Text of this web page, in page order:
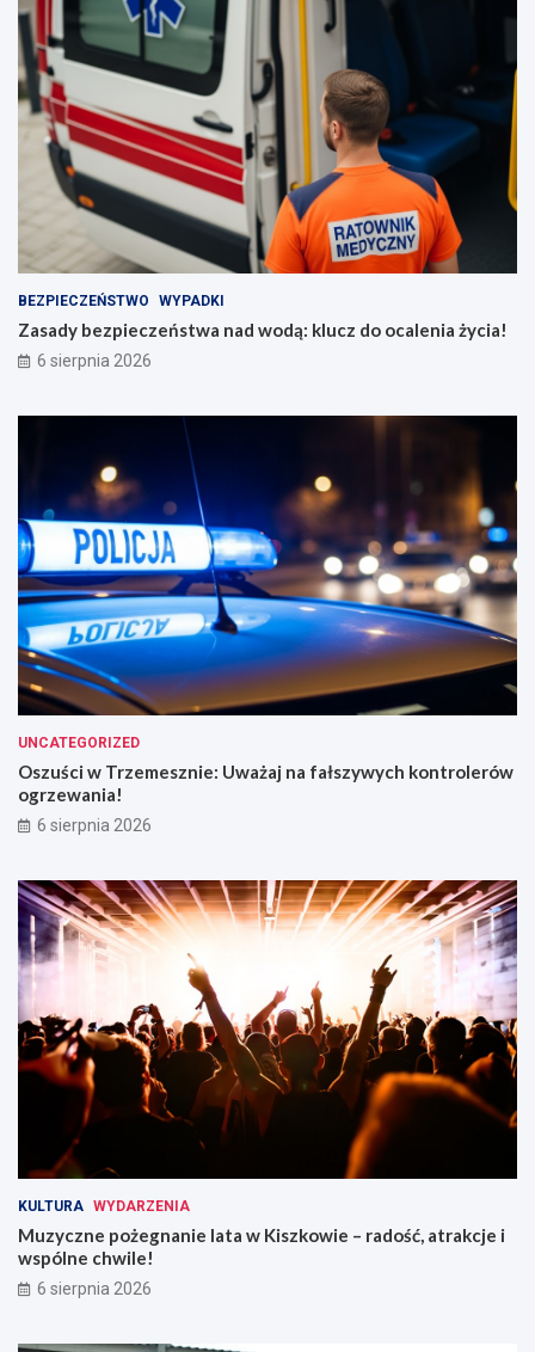
BEZPIECZEŃSTWO WYPADKI
Zasady bezpieczeństwa nad wodą: klucz do ocalenia życia!
6 sierpnia 2026
UNCATEGORIZED
Oszuści w Trzemesznie: Uważaj na fałszywych kontrolerów
ogrzewania!
6 sierpnia 2026
KULTURA WYDARZENIA
Muzyczne pożegnanie lata w Kiszkowie – radość, atrakcje i
wspólne chwile!
6 sierpnia 2026